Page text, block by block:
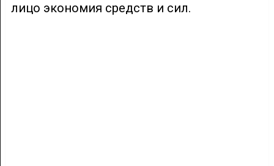
лицо экономия средств и сил.